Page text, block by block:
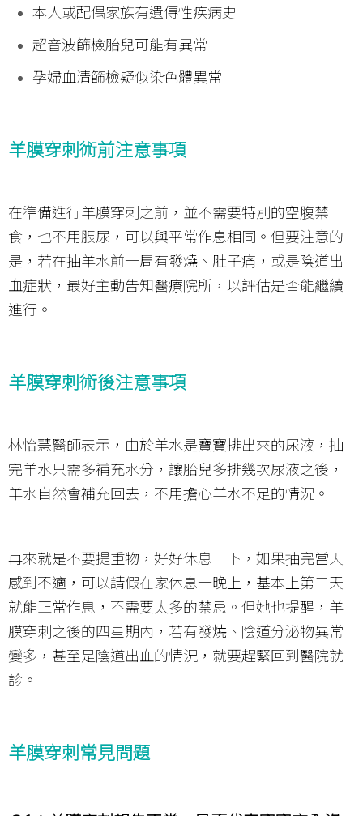
本人或配偶家族有遺傳性疾病史
超音波篩檢胎兒可能有異常
孕婦血清篩檢疑似染色體異常
羊膜穿刺術前注意事項
在準備進行羊膜穿刺之前，並不需要特別的空腹禁
食，也不用脹尿，可以與平常作息相同。但要注意的
是，若在抽羊水前一周有發燒、肚子痛，或是陰道出
血症狀，最好主動告知醫療院所，以評估是否能繼續
進行。
羊膜穿刺術後注意事項
林怡慧醫師表示，由於羊水是寶寶排出來的尿液，抽
完羊水只需多補充水分，讓胎兒多排幾次尿液之後，
羊水自然會補充回去，不用擔心羊水不足的情況。
再來就是不要提重物，好好休息一下，如果抽完當天
感到不適，可以請假在家休息一晚上，基本上第二天
就能正常作息，不需要太多的禁忌。但她也提醒，羊
膜穿刺之後的四星期內，若有發燒、陰道分泌物異常
變多，甚至是陰道出血的情況，就要趕緊回到醫院就
診。
羊膜穿刺常見問題